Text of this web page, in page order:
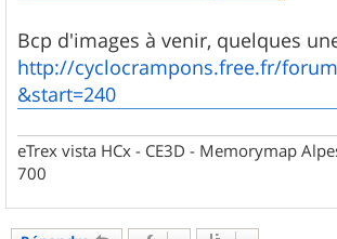
Bcp d'images à venir, quelques
http://cyclocrampons.free.fr/
&start=240
eTrex vista HCx - CE3D - Memorymap
700